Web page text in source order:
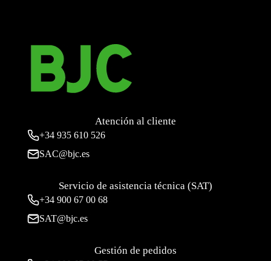
Atención al cliente
+34 935 610 526
SAC@bjc.es
Servicio de asistencia técnica (SAT)
+34 900 67 00 68
SAT@bjc.es
Gestión de pedidos